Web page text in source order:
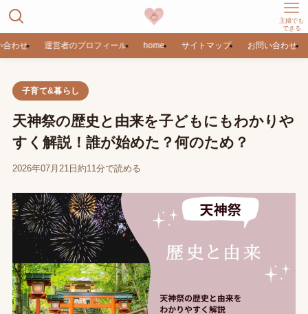
主婦でも
できる
合わせ 運営者のプロフィール home サイトマップ お問い合わせ
子育て&暮らし
天神祭の歴史と由来を子どもにもわかりや
すく解説！誰が始めた？何のため？
2026年07月21日 約11分で読める